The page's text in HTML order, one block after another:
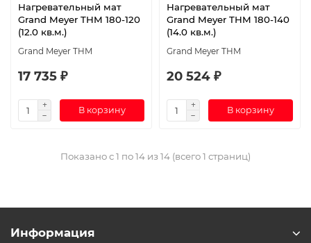
Нагревательный мат
Grand Meyer THM 180-120
(12.0 кв.м.)
Grand Meyer THM
17 735 ₽
В корзину
Нагревательный мат
Grand Meyer THM 180-140
(14.0 кв.м.)
Grand Meyer THM
20 524 ₽
В корзину
Показано с 1 по 14 из 14 (всего 1 страниц)
Информация